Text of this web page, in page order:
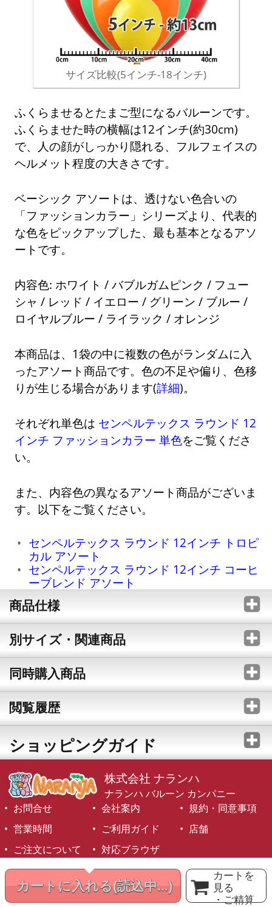
カートに入れる(読込中...)
カートを
見る
・ご精算
サイズ比較(5インチ-18インチ)
ふくらませるとたまご型になるバルーンです。
ふくらませた時の横幅は12インチ(約30cm)
で、人の顔がしっかり隠れる、フルフェイスの
ヘルメット程度の大きさです。
ベーシック アソートは、透けない色合いの
「ファッションカラー」シリーズより、代表的
な色をピックアップした、最も基本となるアソ
ートです。
内容色: ホワイト / バブルガムピンク / フュー
シャ / レッド / イエロー / グリーン / ブルー /
ロイヤルブルー / ライラック / オレンジ
本商品は、1袋の中に複数の色がランダムに入
ったアソート商品です。色の不足や偏り、色移
りが生じる場合があります(詳細)。
それぞれ単色は センペルテックス ラウンド 12
インチ ファッションカラー 単色をご覧くださ
い。
また、内容色の異なるアソート商品がございま
す。以下をご覧ください。
センペルテックス ラウンド 12インチ トロピ
カル アソート
センペルテックス ラウンド 12インチ コーヒ
ーブレンド アソート
商品仕様
別サイズ・関連商品
同時購入商品
閲覧履歴
ショッピングガイド
株式会社 ナランハ
ナランハ バルーン カンパニー
お問合せ
会社案内
規約・同意事項
営業時間
ご利用ガイド
店舗
ご注文について
対応ブラウザ
©1999-2026 NARANJA Inc. All Rights Reserved.